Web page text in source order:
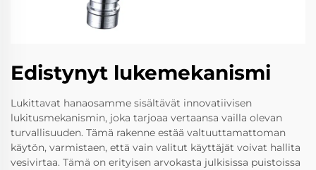
Edistynyt lukemekanismi
Lukittavat hanaosamme sisältävät innovatiivisen
lukitusmekanismin, joka tarjoaa vertaansa vailla olevan
turvallisuuden. Tämä rakenne estää valtuuttamattoman
käytön, varmistaen, että vain valitut käyttäjät voivat hallita
vesivirtaa. Tämä on erityisen arvokasta julkisissa puistoissa